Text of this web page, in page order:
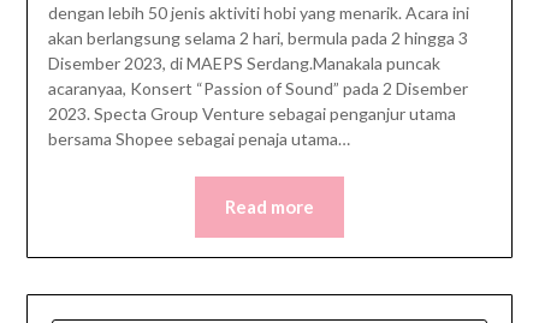
dengan lebih 50 jenis aktiviti hobi yang menarik. Acara ini
akan berlangsung selama 2 hari, bermula pada 2 hingga 3
Disember 2023, di MAEPS Serdang.Manakala puncak
acaranyaa, Konsert “Passion of Sound” pada 2 Disember
2023. Specta Group Venture sebagai penganjur utama
bersama Shopee sebagai penaja utama…
Read more